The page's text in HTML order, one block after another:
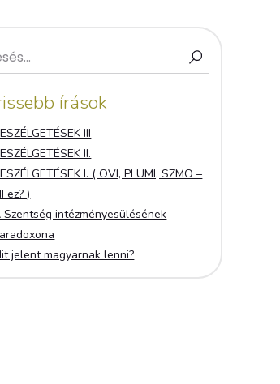
írások
III
II.
I. ( OVI, PLUMI, SZMO –
ez? )
Szentség intézményesülésének
jelent magyarnak lenni?